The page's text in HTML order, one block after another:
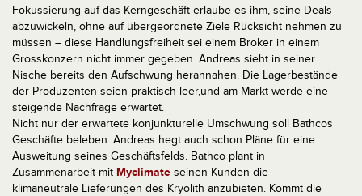
Fokussierung auf das Kerngeschäft erlaube es ihm, seine Deals
abzuwickeln, ohne auf übergeordnete Ziele Rücksicht nehmen zu
müssen – diese Handlungsfreiheit sei einem Broker in einem
Grosskonzern nicht immer gegeben. Andreas sieht in seiner
Nische bereits den Aufschwung herannahen. Die Lagerbestände
der Produzenten seien praktisch leer,und am Markt werde eine
steigende Nachfrage erwartet.
Nicht nur der erwartete konjunkturelle Umschwung soll Bathcos
Geschäfte beleben. Andreas hegt auch schon Pläne für eine
Ausweitung seines Geschäftsfelds. Bathco plant in
Zusammenarbeit mit Myclimate seinen Kunden die
klimaneutrale Lieferungen des Kryolith anzubieten. Kommt die